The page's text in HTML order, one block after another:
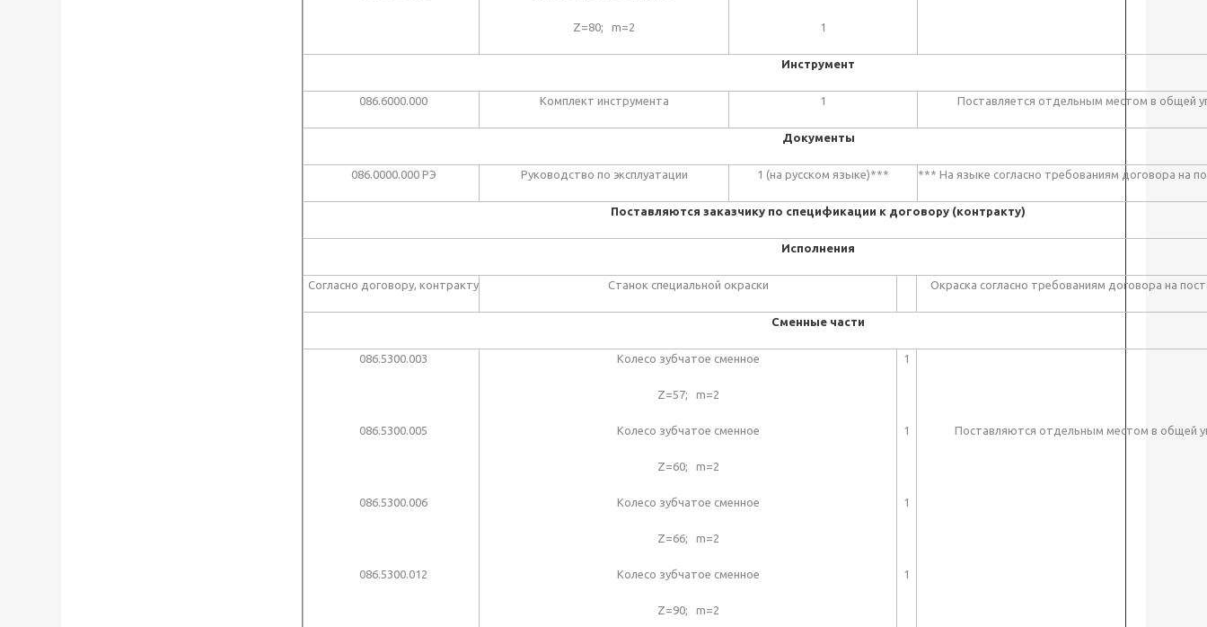
Z=80; m=2 1
Инструмент
086.6000.000 Комплект инструмента 1 Поставляется отдельным местом в общей
Документы
086.0000.000 РЭ Руководство по эксплуатации 1 (на русском языке)*** *** На языке согласно требованиям договора на
Поставляются заказчику по спецификации к договору (контракту)
Исполнения
Согласно договору, контракту Станок специальной окраски Окраска согласно требованиям договора на
Сменные части
086.5300.003
086.5300.005
086.5300.006
086.5300.012
Колесо зубчатое сменное
Z=57; m=2
Колесо зубчатое сменное
Z=60; m=2
Колесо зубчатое сменное
Z=66; m=2
Колесо зубчатое сменное
Z=90; m=2
1
1
1
1
Поставляются отдельным местом в общей